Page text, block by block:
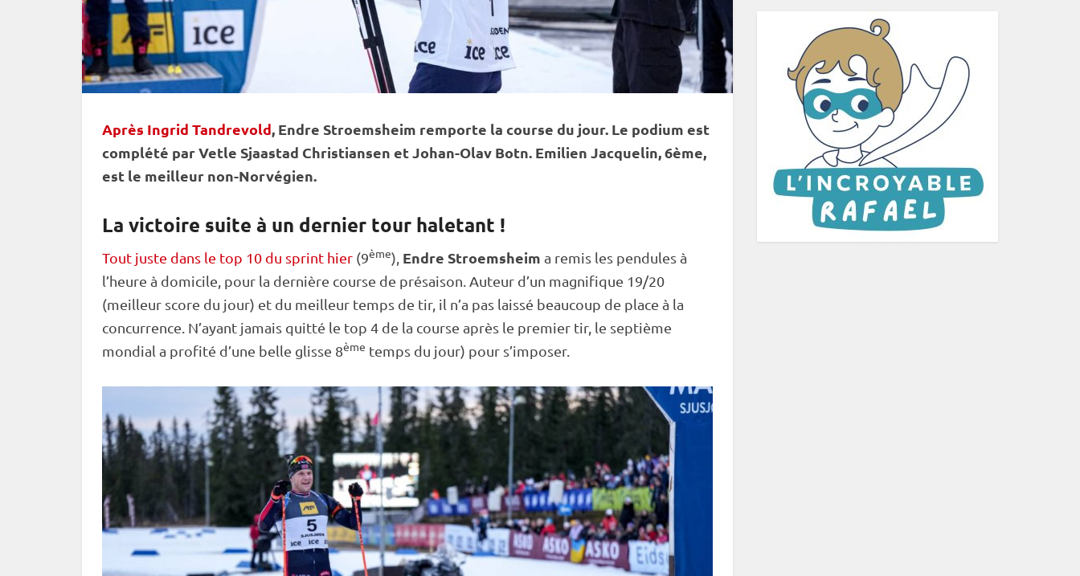
Après Ingrid Tandrevold, Endre Stroemsheim remporte la course du jour. Le podium est
complété par Vetle Sjaastad Christiansen et Johan-Olav Botn. Emilien Jacquelin, 6ème,
est le meilleur non-Norvégien.
La victoire suite à un dernier tour haletant !
Tout juste dans le top 10 du sprint hier (9ème), Endre Stroemsheim a remis les pendules à
l’heure à domicile, pour la dernière course de présaison. Auteur d’un magnifique 19/20
(meilleur score du jour) et du meilleur temps de tir, il n’a pas laissé beaucoup de place à la
concurrence. N’ayant jamais quitté le top 4 de la course après le premier tir, le septième
mondial a profité d’une belle glisse 8ème temps du jour) pour s’imposer.